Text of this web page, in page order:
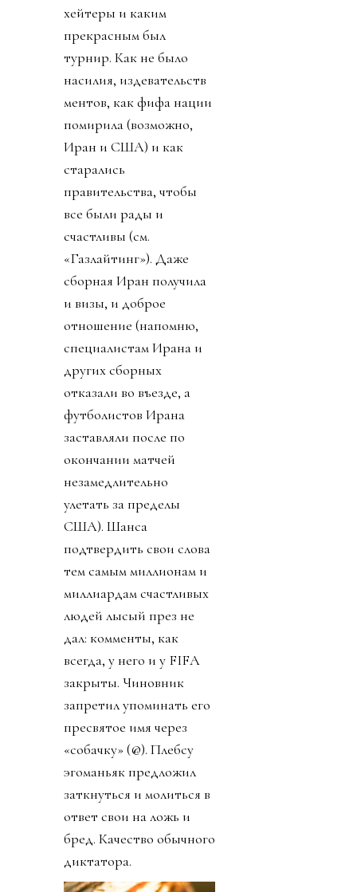
хейтеры и каким
прекрасным был
турнир. Как не было
насилия, издевательств
ментов, как фифа нации
помирила (возможно,
Иран и США) и как
старались
правительства, чтобы
все были рады и
счастливы (см.
«Газлайтинг»). Даже
сборная Иран получила
и визы, и доброе
отношение (напомню,
специалистам Ирана и
других сборных
отказали во въезде, а
футболистов Ирана
заставляли после по
окончании матчей
незамедлительно
улетать за пределы
США). Шанса
подтвердить свои слова
тем самым миллионам и
миллиардам счастливых
людей лысый през не
дал: комменты, как
всегда, у него и у FIFA
закрыты. Чиновник
запретил упоминать его
пресвятое имя через
«собачку» (@). Плебсу
эгоманьяк предложил
заткнуться и молиться в
ответ свои на ложь и
бред. Качество обычного
диктатора.